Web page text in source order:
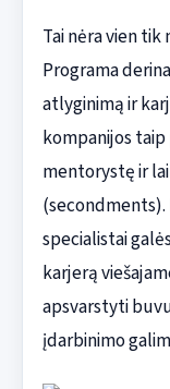
Tai nėra vien tik
Programa
atlyginimą ir
kompanijos
mentorystę ir
specialistai
karjerą
apsvarstyti
įdarbinimo